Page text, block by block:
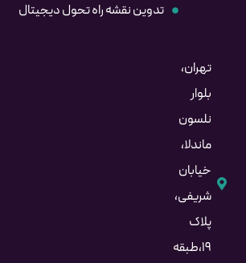
تدوین نقشه راه تحول دیجیتال
تهران،
بلوار
نلسون
ماندلا،
خیابان
شریفی،
پلاک
۱۹،طبقه